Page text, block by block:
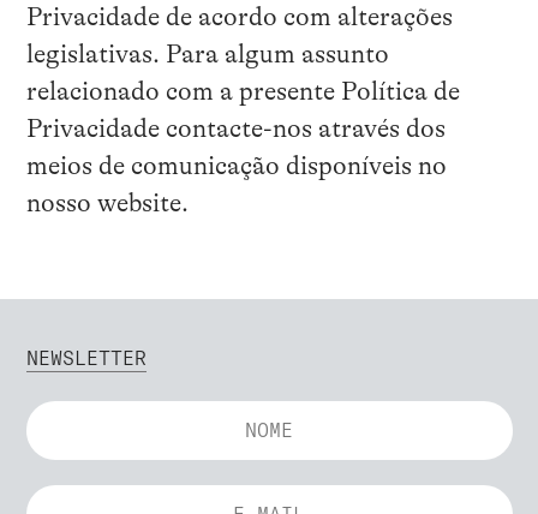
Privacidade de acordo com alterações
legislativas. Para algum assunto
relacionado com a presente Política de
Privacidade contacte-nos através dos
meios de comunicação disponíveis no
nosso website.
NEWSLETTER